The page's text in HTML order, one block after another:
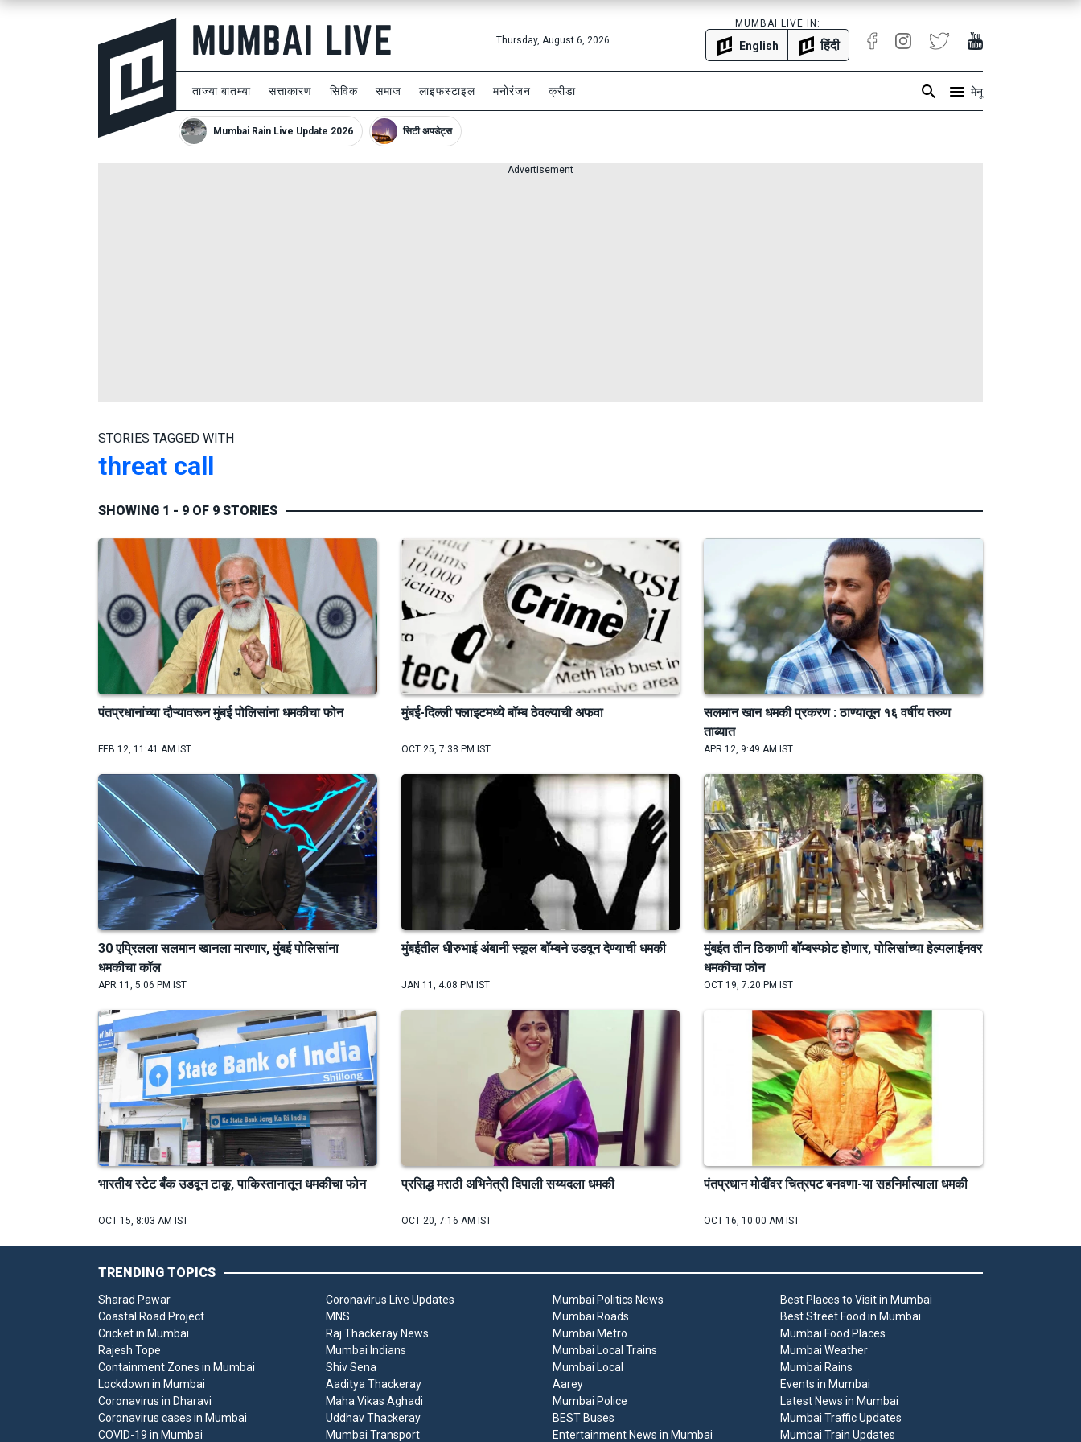
Thursday, August 6, 2026
MUMBAI LIVE IN:
English हिंदी
ताज्या बातम्या सत्ताकारण सिविक समाज लाइफस्टाइल मनोरंजन क्रीडा मेनू
Mumbai Rain Live Update 2026 सिटी अपडेट्स
Advertisement
STORIES TAGGED WITH
threat call
SHOWING 1 - 9 OF 9 STORIES
पंतप्रधानांच्या दौऱ्यावरून मुंबई पोलिसांना धमकीचा फोन
FEB 12, 11:41 AM IST
मुंबई-दिल्ली फ्लाइटमध्ये बॉम्ब ठेवल्याची अफवा
OCT 25, 7:38 PM IST
सलमान खान धमकी प्रकरण : ठाण्यातून १६ वर्षीय तरुण
ताब्यात
APR 12, 9:49 AM IST
30 एप्रिलला सलमान खानला मारणार, मुंबई पोलिसांना
धमकीचा कॉल
APR 11, 5:06 PM IST
मुंबईतील धीरुभाई अंबानी स्कूल बॉम्बने उडवून देण्याची धमकी
JAN 11, 4:08 PM IST
मुंबईत तीन ठिकाणी बॉम्बस्फोट होणार, पोलिसांच्या हेल्पलाईनवर
धमकीचा फोन
OCT 19, 7:20 PM IST
भारतीय स्टेट बँक उडवून टाकू, पाकिस्तानातून धमकीचा फोन
OCT 15, 8:03 AM IST
प्रसिद्ध मराठी अभिनेत्री दिपाली सय्यदला धमकी
OCT 20, 7:16 AM IST
पंतप्रधान मोदींवर चित्रपट बनवणा-या सहनिर्मात्याला धमकी
OCT 16, 10:00 AM IST
TRENDING TOPICS
Sharad Pawar
Coastal Road Project
Cricket in Mumbai
Rajesh Tope
Containment Zones in Mumbai
Lockdown in Mumbai
Coronavirus in Dharavi
Coronavirus cases in Mumbai
COVID-19 in Mumbai
Coronavirus Live Updates
MNS
Raj Thackeray News
Mumbai Indians
Shiv Sena
Aaditya Thackeray
Maha Vikas Aghadi
Uddhav Thackeray
Mumbai Transport
Mumbai Politics News
Mumbai Roads
Mumbai Metro
Mumbai Local Trains
Mumbai Local
Aarey
Mumbai Police
BEST Buses
Entertainment News in Mumbai
Best Places to Visit in Mumbai
Best Street Food in Mumbai
Mumbai Food Places
Mumbai Weather
Mumbai Rains
Events in Mumbai
Latest News in Mumbai
Mumbai Traffic Updates
Mumbai Train Updates